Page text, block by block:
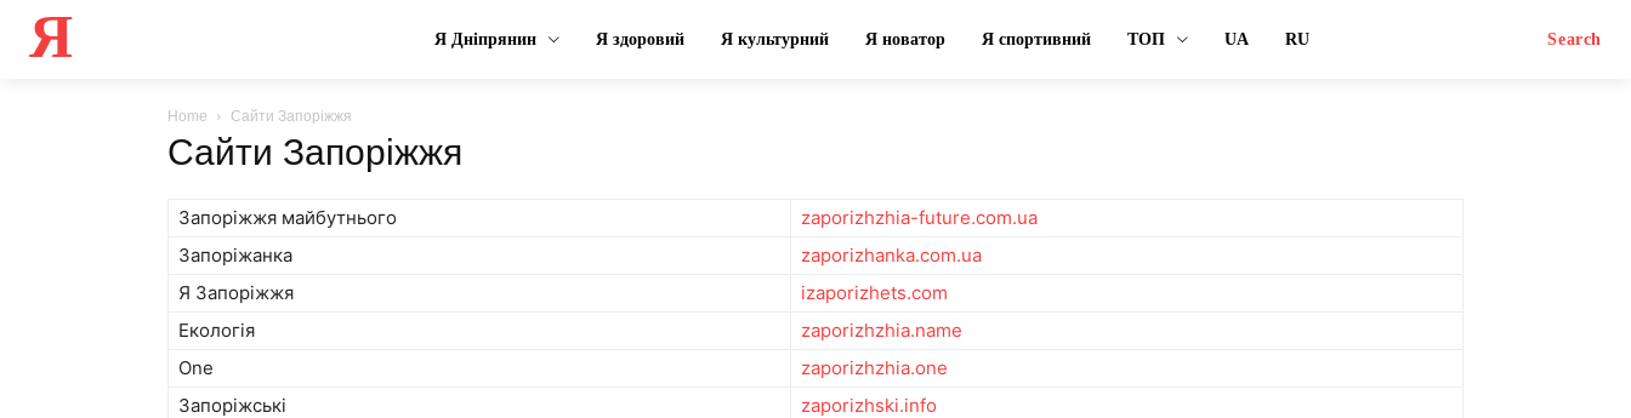
Я Я Дніпрянин Я здоровий Я культурний Я новатор Я спортивний ТОП UA RU Search
Home Сайти Запоріжжя
Сайти Запоріжжя
Запоріжжя майбутнього
zaporizhzhia-future.com.ua
Запоріжанка
zaporizhanka.com.ua
Я Запоріжжя
izaporizhets.com
Екологія
zaporizhzhia.name
One
zaporizhzhia.one
Запоріжські
zaporizhski.info